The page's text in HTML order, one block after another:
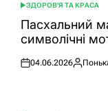
ОПУБЛІКУВАТИ
У
ЗДОРОВ'Я ТА КРАСА
Пасхальний
символічні
Оприлюднено
04.06.2026